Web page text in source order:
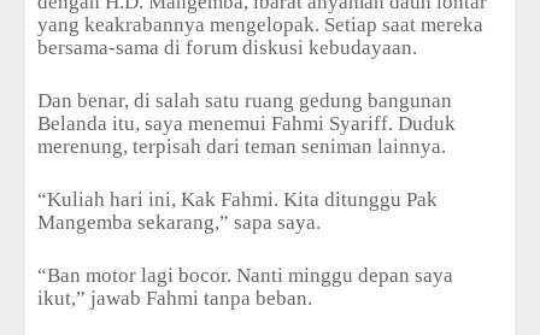
yang keakrabannya mengelopak. Setiap saat mereka
bersama-sama di forum diskusi kebudayaan.
Dan benar, di salah satu ruang gedung bangunan
Belanda itu, saya menemui Fahmi Syariff. Duduk
merenung, terpisah dari teman seniman lainnya.
“Kuliah hari ini, Kak Fahmi. Kita ditunggu Pak
Mangemba sekarang,” sapa saya.
“Ban motor lagi bocor. Nanti minggu depan saya
ikut,” jawab Fahmi tanpa beban.